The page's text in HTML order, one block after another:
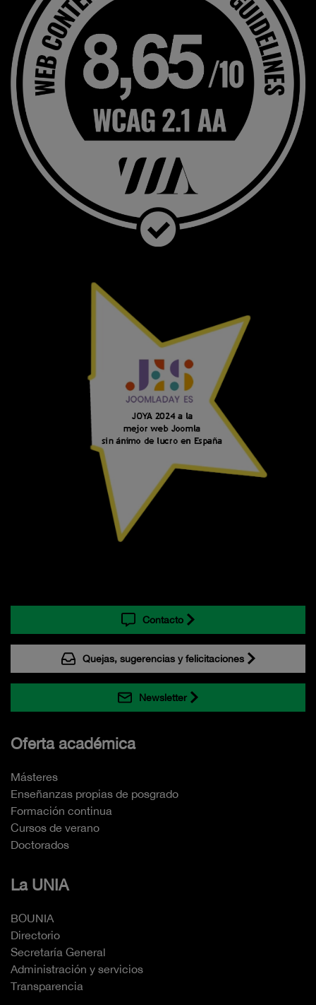
Contacto
Quejas, sugerencias y felicitaciones
Newsletter
Oferta académica
Másteres
Enseñanzas propias de posgrado
Formación continua
Cursos de verano
Doctorados
La UNIA
BOUNIA
Directorio
Secretaría General
Administración y servicios
Transparencia